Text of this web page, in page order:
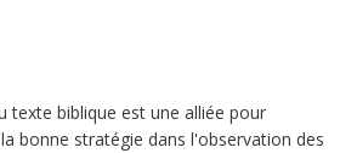
texte biblique est une alliée pour
bonne stratégie dans l'observation des